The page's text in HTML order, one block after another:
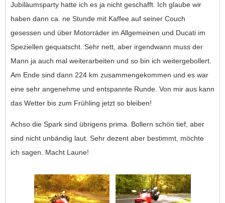
Jubiläumsparty hatte ich es ja nicht geschafft. Ich glaube wir
haben dann ca. ne Stunde mit Kaffee auf seiner Couch
gesessen und über Motorräder im Allgemeinen und Ducati im
Speziellen gequatscht. Sehr nett, aber irgendwann muss der
Mann ja auch mal weiterarbeiten und so bin ich weitergebollert.
Am Ende sind dann 224 km zusammengekommen und es war
eine sehr angenehme und entspannte Runde. Von mir aus kann
das Wetter bis zum Frühling jetzt so bleiben!
Achso die Spark sind übrigens prima. Bollern schön tief, aber
sind nicht unbändig laut. Sehr dezent aber bestimmt, möchte
ich sagen. Macht Laune!